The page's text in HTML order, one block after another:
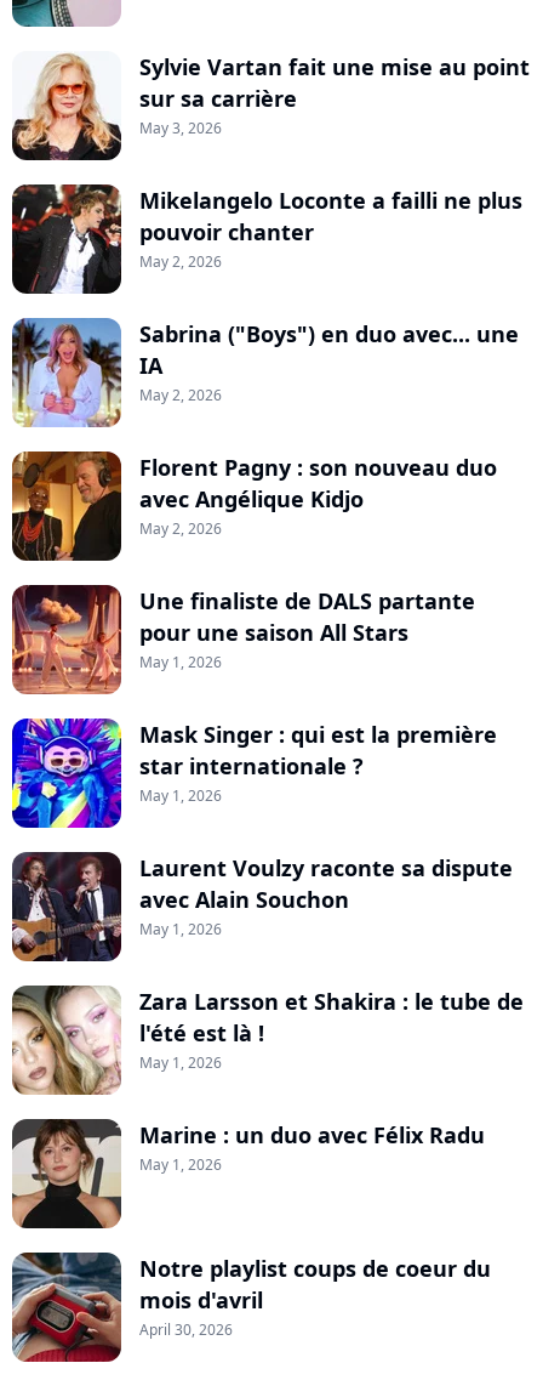
Sylvie Vartan fait une mise au point
sur sa carrière
May 3, 2026
Mikelangelo Loconte a failli ne plus
pouvoir chanter
May 2, 2026
Sabrina ("Boys") en duo avec... une
IA
May 2, 2026
Florent Pagny : son nouveau duo
avec Angélique Kidjo
May 2, 2026
Une finaliste de DALS partante
pour une saison All Stars
May 1, 2026
Mask Singer : qui est la première
star internationale ?
May 1, 2026
Laurent Voulzy raconte sa dispute
avec Alain Souchon
May 1, 2026
Zara Larsson et Shakira : le tube de
l'été est là !
May 1, 2026
Marine : un duo avec Félix Radu
May 1, 2026
Notre playlist coups de coeur du
mois d'avril
April 30, 2026